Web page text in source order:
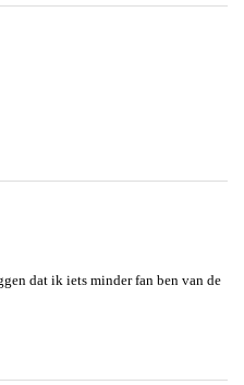
dat ik iets minder fan ben van de